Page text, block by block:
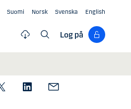
Suomi Norsk Svenska English
Log på